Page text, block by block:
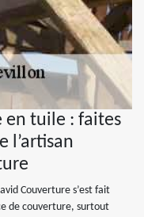
en tuile : faites
l’artisan
Couverture s’est fait
de couverture, surtout